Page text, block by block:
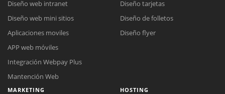
Diseño web intranet
Diseño web mini sitios
Aplicaciones moviles
APP web móviles
Integración Webpay Plus
Mantención Web
Diseño tarjetas
Diseño de folletos
Diseño flyer
MARKETING HOSTING